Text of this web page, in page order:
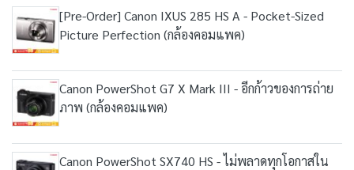
[Pre-Order] Canon IXUS 285 HS A - Pocket-Sized
Picture Perfection (กล้องคอมแพค)
Canon PowerShot G7 X Mark III - อีกก้าวของการถ่าย
ภาพ (กล้องคอมแพค)
Canon PowerShot SX740 HS - ไม่พลาดทุกโอกาสใน